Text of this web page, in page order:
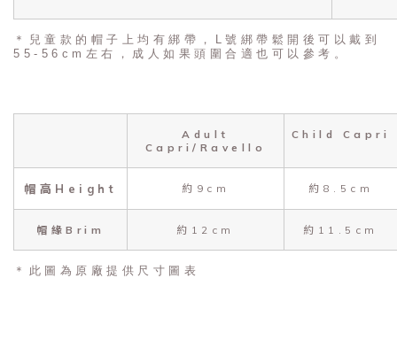
＊兒童款的帽子上均有綁帶，L號綁帶鬆開後可以戴到
55-56cm左右，成人如果頭圍合適也可以參考。
Adult
Capri/Ravello
Child Capri
帽高Height 約9cm 約8.5cm
帽緣Brim 約12cm 約11.5cm
＊此圖為原廠提供尺寸圖表